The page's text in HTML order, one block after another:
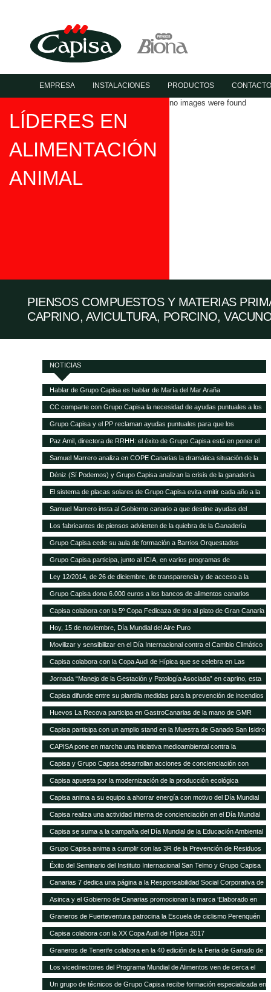
EMPRESA INSTALACIONES PRODUCTOS
no images were found
LÍDERES EN
ALIMENTACIÓN
ANIMAL
PIENSOS COMPUESTOS Y MATERIAS
CAPRINO, AVICULTURA, PORCINO,
NOTICIAS
Hablar de Grupo Capisa es hablar de María del Mar Araña
CC comparte con Grupo Capisa la necesidad de ayudas puntuales a los
ganaderos canarios
Grupo Capisa y el PP reclaman ayudas puntuales para que los
ganaderos canarios puedan pagar la gran subida de la alimentación
animal
Paz Amil, directora de RRHH: el éxito de Grupo Capisa está en poner el
foco en las personas
Samuel Marrero analiza en COPE Canarias la dramática situación de la
ganadería canaria
Déniz (Sí Podemos) y Grupo Capisa analizan la crisis de la ganadería
canaria
El sistema de placas solares de Grupo Capisa evita emitir cada año a la
atmósfera 95,5 toneladas de CO2
Samuel Marrero insta al Gobierno canario a que destine ayudas del
Fondo de Recuperación a la ganadería, en peligro de desaparecer por la
crisis
Los fabricantes de piensos advierten de la quiebra de la Ganadería
canaria y demandan ayudas directas a las explotaciones
Grupo Capisa cede su aula de formación a Barrios Orquestados
Grupo Capisa participa, junto al ICIA, en varios programas de
investigación ganadera
Ley 12/2014, de 26 de diciembre, de transparencia y de acceso a la
información pública.
Grupo Capisa dona 6.000 euros a los bancos de alimentos canarios
Capisa colabora con la 5º Copa Fedicaza de tiro al plato de Gran Canaria
Hoy, 15 de noviembre, Día Mundial del Aire Puro
Movilizar y sensibilizar en el Día Internacional contra el Cambio Climático
Capisa colabora con la Copa Audi de Hípica que se celebra en Las
Palmas
Jornada “Manejo de la Gestación y Patología Asociada” en caprino, esta
tarde en el Aula Ganadera de Grupo Capisa
Capisa difunde entre su plantilla medidas para la prevención de incendios
Huevos La Recova participa en GastroCanarias de la mano de GMR
Capisa participa con un amplio stand en la Muestra de Ganado San Isidro
Labrador de Uga, en Lanzarote
CAPISA pone en marcha una iniciativa medioambiental contra la
contaminación acústica
Capisa y Grupo Capisa desarrollan acciones de concienciación con
motivo del Día Internacional del Agua
Capisa apuesta por la modernización de la producción ecológica
Capisa anima a su equipo a ahorrar energía con motivo del Día Mundial
de la Energía
Capisa realiza una actividad interna de concienciación en el Día Mundial
de la Educación Ambiental
Capisa se suma a la campaña del Día Mundial de la Educación Ambiental
Grupo Capisa anima a cumplir con las 3R de la Prevención de Residuos
Éxito del Seminario del Instituto Internacional San Telmo y Grupo Capisa
destinado al sector primario, la industria agroalimentaria y la distribución
Canarias 7 dedica una página a la Responsabilidad Social Corporativa de
Grupo Capisa
Asinca y el Gobierno de Canarias promocionan la marca ‘Elaborado en
Canarias’ con una campaña en la que participa Grupo Capisa
Graneros de Fuerteventura patrocina la Escuela de ciclismo Perenquén
Macebike
Capisa colabora con la XX Copa Audi de Hípica 2017
Graneros de Tenerife colabora en la 40 edición de la Feria de Ganado de
San Benito
Los vicedirectores del Programa Mundial de Alimentos ven de cerca el
trabajo de Silos Canarios
Un grupo de técnicos de Grupo Capisa recibe formación especializada en